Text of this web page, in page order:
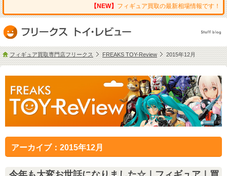
【NEW】 フィギュア買取の最新相場情報です！
フィギュア買取専門店フリークス FREAKS TOY-Review 2015年12月
アーカイブ：2015年12月